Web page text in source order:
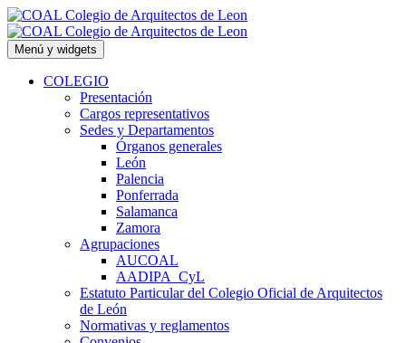
Saltar
al
contenido
Menú y widgets
COLEGIO
Presentación
Cargos representativos
Sedes y Departamentos
Órganos generales
León
Palencia
Ponferrada
Salamanca
Zamora
Agrupaciones
AUCOAL
AADIPA_CyL
Estatuto Particular del Colegio Oficial de Arquitectos
de León
Normativas y reglamentos